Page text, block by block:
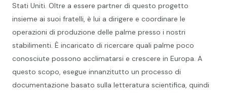
Stati Uniti. Oltre a essere partner di questo progetto
insieme ai suoi fratelli, è lui a dirigere e coordinare le
operazioni di produzione delle palme presso i nostri
stabilimenti. È incaricato di ricercare quali palme poco
conosciute possono acclimatarsi e crescere in Europa. A
questo scopo, esegue innanzitutto un processo di
documentazione basato sulla letteratura scientifica, quindi